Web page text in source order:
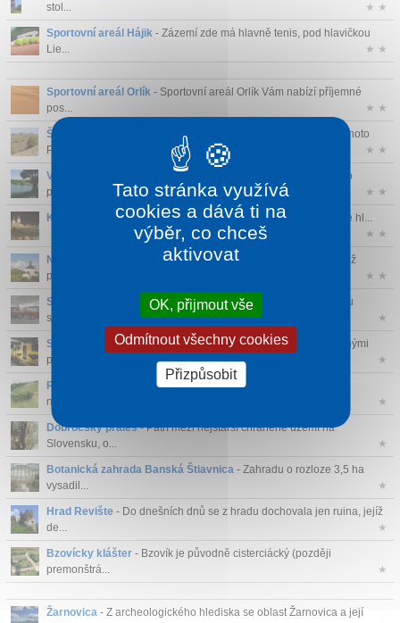
stol...
★ ★
Sportovní areál Hájik - Zázemí zde má hlavně tenis, pod hlavičkou
Lie...
★ ★
Sportovní areál Orlík - Sportovní areál Orlík Vám nabízí příjemné
pos...
★ ★
Štiavnické vrchy
- Nejvýznamnějším turistickým střediskem tohoto
Pohoř...
★ ★
Veľké Richňavské jezero
- Uměle vybudované, bylo vytvořeno
především...
★ ★
Katedrála Nejsvětější Trojice- Katedrála Nejsvětější Trojice je hl...
★ ★
Nový zámek Banská Štiavnica- Dnes zámek, kdysi strážní věž
protitur...
★ ★
Slovenské poľnohospodárske múzeum v Nitre
- Ve skanzenu
slovenského ...
★
Skanzen Bojnice- Okolí Prievidze vás okouzlí na povrchu různými
přírodn...
★
Přírodní park Suchá Dolina- Celé území rezervace podléhá
nejpřísněj...
★
Dobročský prales- Patří mezi nejstarší chráněné území na
Slovensku, o...
★
Botanická zahrada Banská Štiavnica - Zahradu o rozloze 3,5 ha
vysadil...
★
Hrad Revište - Do dnešních dnů se z hradu dochovala jen ruina, jejíž
de...
★
Bzovícky klášter - Bzovík je původně cisterciácký (později
premonštrá...
★
Žarnovica - Z archeologického hlediska se oblast Žarnovica a její
Tato stránka využívá
cookies a dává ti na
výběr, co chceš
aktivovat
OK, přijmout vše
Odmítnout všechny cookies
Přizpůsobit